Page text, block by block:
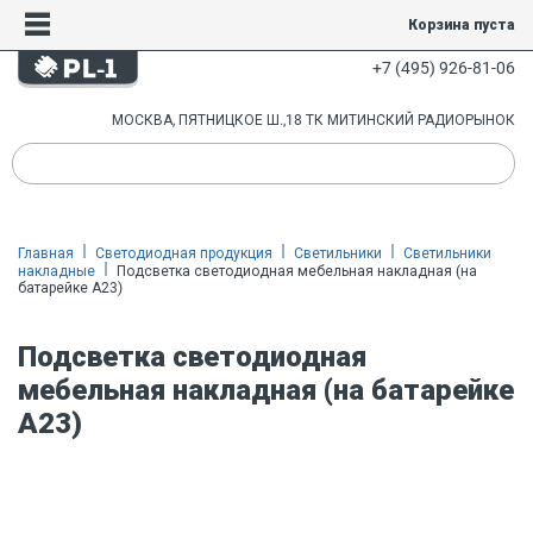
Корзина пуста
+7 (495) 926-81-06
МОСКВА, ПЯТНИЦКОЕ Ш.,18 ТК МИТИНСКИЙ РАДИОРЫНОК
Главная Светодиодная продукция Светильники
Светильники
накладные
Подсветка светодиодная мебельная накладная (на
батарейке А23)
Подсветка светодиодная
мебельная накладная (на батарейке
А23)